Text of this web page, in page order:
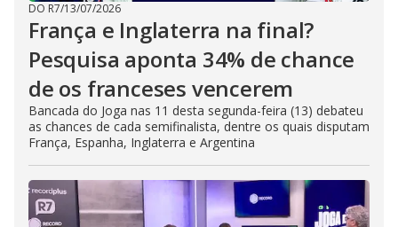
DO R7/13/07/2026
França e Inglaterra na final?
Pesquisa aponta 34% de chance
de os franceses vencerem
Bancada do Joga nas 11 desta segunda-feira (13) debateu
as chances de cada semifinalista, dentre os quais disputam
França, Espanha, Inglaterra e Argentina